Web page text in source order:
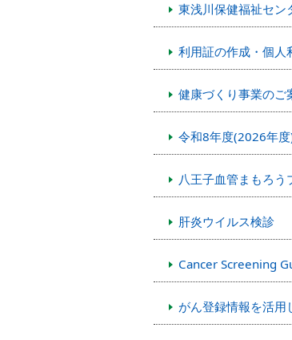
し
東浅川保健福祉セン
利用証の作成・個人
健康づくり事業のご
令和8年度(2026年
八王子血管まもろう
肝炎ウイルス検診
Cancer Screening
がん登録情報を活用